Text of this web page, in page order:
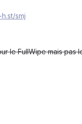
smj
le FullWipe mais pas